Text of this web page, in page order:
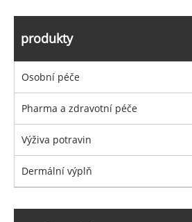
produkty
Osobní péče
Pharma a zdravotní péče
Výživa potravin
Dermální výplň